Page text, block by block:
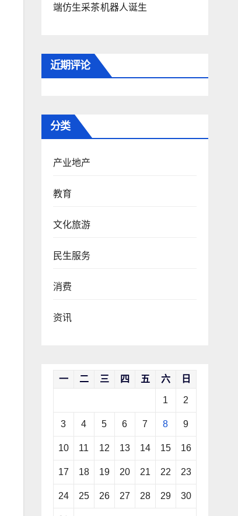
端仿生采茶机器人诞生
近期评论
分类
产业地产
教育
文化旅游
民生服务
消费
资讯
一 二 三 四 五 六 日
1 2
3 4 5 6 7 8 9
10 11 12 13 14 15 16
17 18 19 20 21 22 23
24 25 26 27 28 29 30